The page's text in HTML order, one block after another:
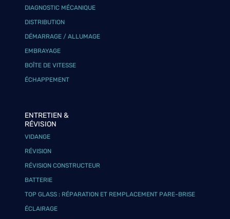
DIAGNOSTIC MÉCANIQUE
DISTRIBUTION
DÉMARRAGE / ALLUMAGE
EMBRAYAGE
BOÎTE DE VITESSE
ÉCHAPPEMENT
ENTRETIEN &
RÉVISION
VIDANGE
RÉVISION
RÉVISION CONSTRUCTEUR
BATTERIE
TOP GLASS : RÉPARATION ET REMPLACEMENT PARE-BRISE
ÉCLAIRAGE